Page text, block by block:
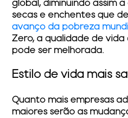
global, diminuindo assim
secas e enchentes que
avanço da pobreza
Zero, a qualidade de
pode ser melhorada.
Estilo de vida mais
Quanto mais empresas
maiores serão as